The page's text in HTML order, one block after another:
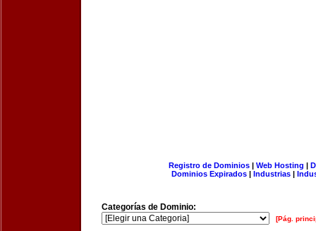
Registro de Dominios| Web Hosting |
Dominios Expirados | Industrias |
Categorías de Dominio:
[Pág.